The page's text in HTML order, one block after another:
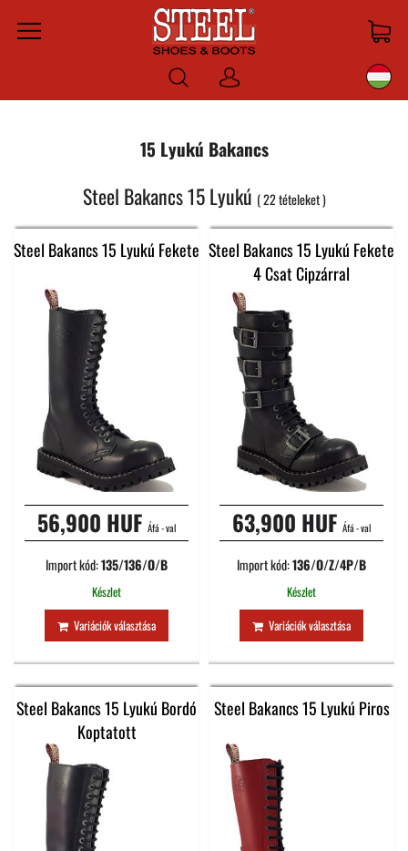
Menu
Bejelentkezni
15 Lyukú Bakancs
Steel Bakancs 15 Lyukú 22tételeket
Steel Bakancs 15 Lyukú Fekete
56,900 HUF Áfá - val
Import kód:135/136/O/B
Készlet
Variációk választása
Steel Bakancs 15 Lyukú Fekete
4 Csat Cipzárral
63,900 HUF Áfá - val
Import kód:136/O/Z/4P/B
Készlet
Variációk választása
Steel Bakancs 15 Lyukú Bordó
Koptatott
Steel Bakancs 15 Lyukú Piros